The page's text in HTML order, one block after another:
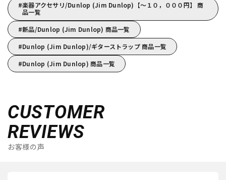
楽器アクセサリ/Dunlop (Jim Dunlop)【～１０，０００円】 商
品一覧
新品/Dunlop (Jim Dunlop) 商品一覧
Dunlop (Jim Dunlop)/ギターストラップ 商品一覧
Dunlop (Jim Dunlop) 商品一覧
CUSTOMER
REVIEWS
お客様の声